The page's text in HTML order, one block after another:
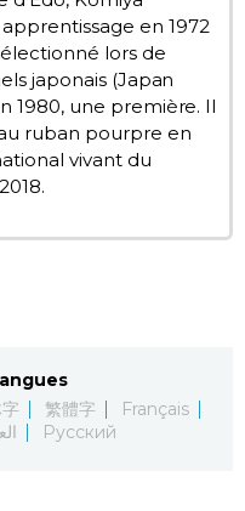
en 1972
lors de
japonais (Japan
1980, une première. Il
ruban pourpre en
vivant du
繁體字
Français
Русский